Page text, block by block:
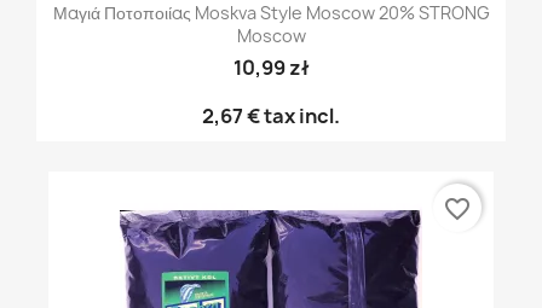
Μαγιά Ποτοποιίας Moskva Style Moscow 20% STRONG
Moscow
10,99 zł
2,67 €tax incl.
favorite_border